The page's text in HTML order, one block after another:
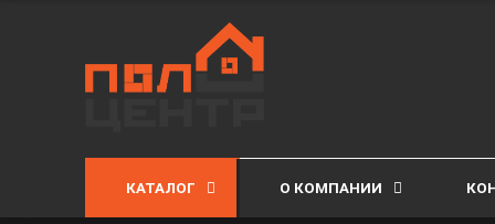
КАТАЛОГ О КОМПАНИИ